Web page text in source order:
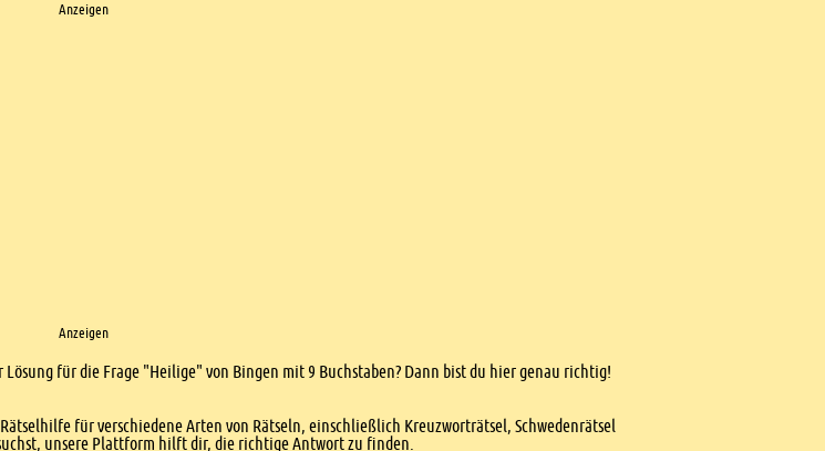
Anzeigen
Anzeigen
für die Frage "Heilige" von Bingen mit 9 Buchstaben? Dann bist du hier genau richtig!
für verschiedene Arten von Rätseln, einschließlich Kreuzworträtsel, Schwedenrätsel
unsere Plattform hilft dir, die richtige Antwort zu finden.